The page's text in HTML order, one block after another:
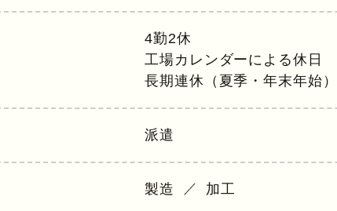
4勤2休
工場カレンダーによる休日
長期連休（夏季・年末年始）
派遣
製造 加工